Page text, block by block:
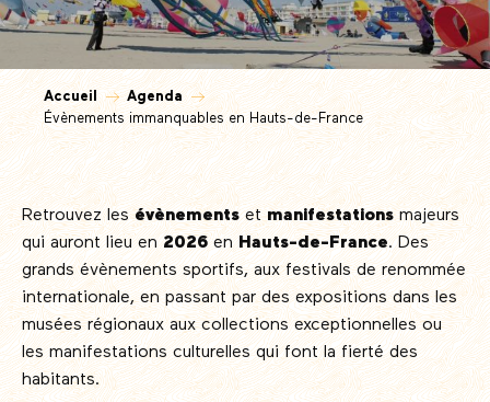
Accueil
Agenda
Évènements immanquables en Hauts-de-France
Retrouvez lesévènementsetmanifestationsmajeurs
qui auront lieu en2026enHauts-de-France. Des
grands évènements sportifs, aux festivals de renommée
internationale, en passant par des expositions dans les
musées régionaux aux collections exceptionnelles ou
les manifestations culturelles qui font la fierté des
habitants.